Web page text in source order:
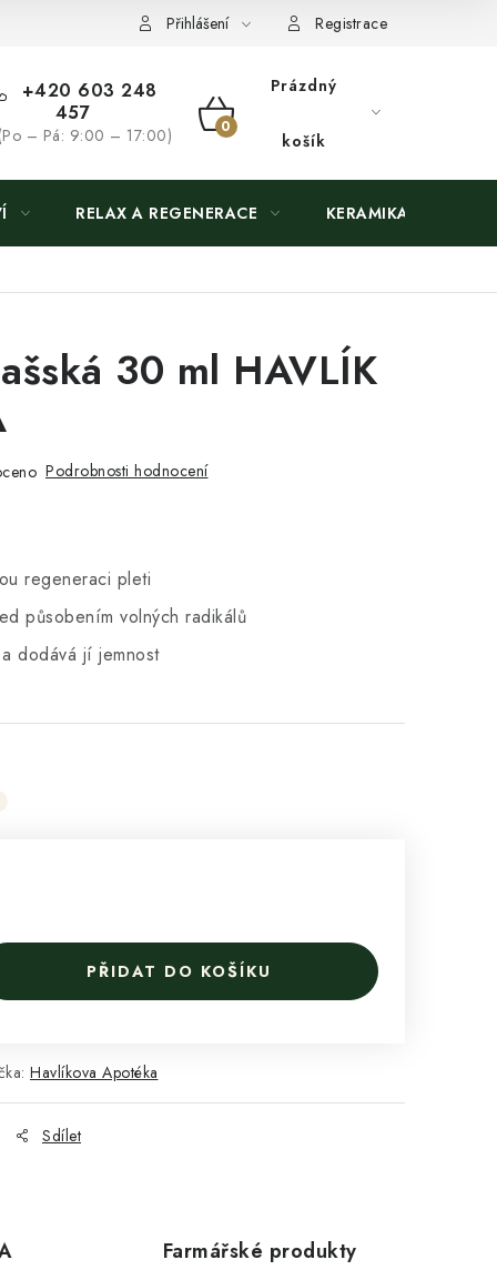
Přihlášení Registrace
+420 603 248
457
– Pá: 9:00 – 17:00)
NÁKUPNÍ
Prázdný
košík
RELAX A REGENERACE KERAMIKA
30 ml HAVLÍK
Podrobnosti hodnocení
regeneraci pleti
působením volných radikálů
dodává jí jemnost
PŘIDAT DO KOŠÍKU
Havlíkova Apotéka
Sdílet
Farmářské produkty